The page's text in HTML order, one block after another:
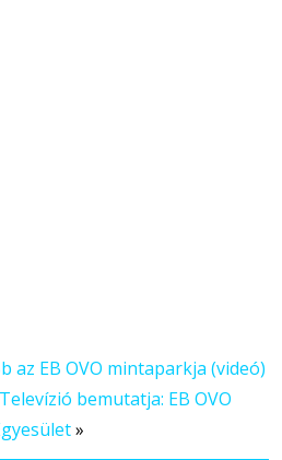
az EB OVO mintaparkja (videó)
bemutatja: EB OVO
»